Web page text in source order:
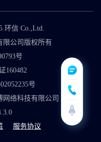
环信 Co.,Ltd.
限公司版权所有
号
160482
号
络科技有限公司
服务协议